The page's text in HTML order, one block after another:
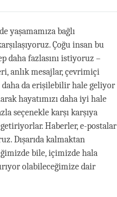
yaşamamıza bağlı
Çoğu insan bu
daha fazlasını istiyoruz –
anlık mesajlar, çevrimiçi
daha da erişilebilir hale geliyor
hayatımızı daha iyi hale
seçenekle karşı karşıya
getiriyorlar. Haberler, e-postalar
Dışarıda kalmaktan
bile, içimizde hala
olabileceğimize dair